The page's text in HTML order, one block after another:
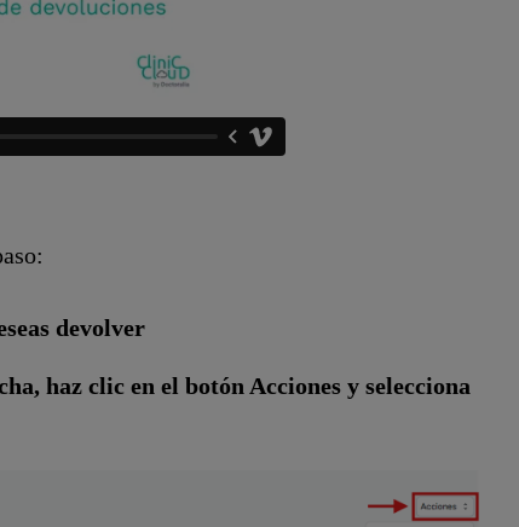
devolver
haz clic en el botón Acciones y selecciona